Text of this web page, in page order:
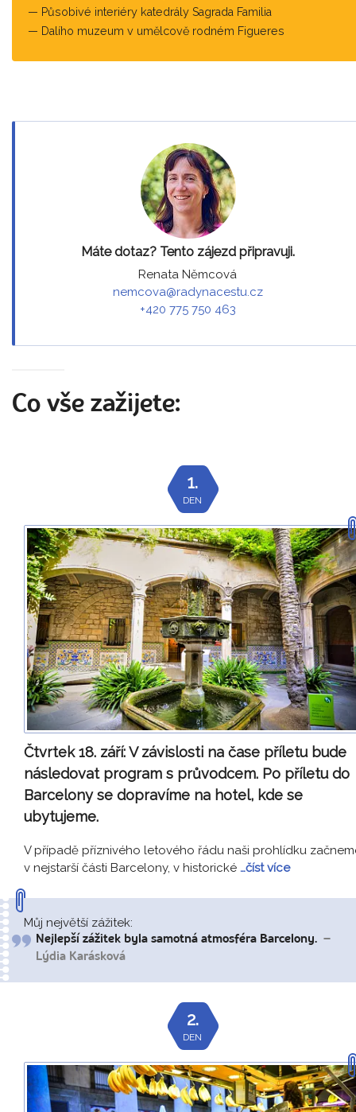
Působivé interiéry katedrály Sagrada Familia
Dalího muzeum v umělcově rodném Figueres
Máte dotaz? Tento zájezd připravuji.
Renata Němcová
nemcova@radynacestu.cz
+420 775 750 463
Co vše zažijete:
1.
DEN
Čtvrtek 18. září:V závislosti na čase příletu bude
následovat program s průvodcem. Po příletu do
Barcelony se dopravíme na hotel, kde se
ubytujeme.
V případě příznivého letového řádu naši prohlídku
v nejstarší části Barcelony, v historické …číst více
Můj největší zážitek:
Nejlepší zážitek byla samotná atmosféra Barcelony. –
Lýdia Karásková
2.
DEN